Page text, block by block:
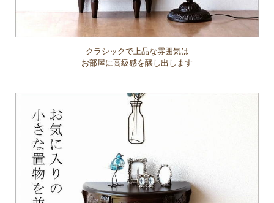
クラシックで上品な雰囲気は
お部屋に高級感を醸し出します